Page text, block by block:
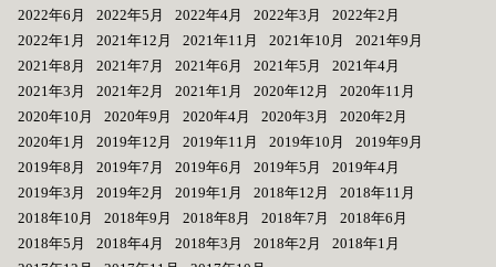
2022年6月
2022年5月 2022年4月 2022年3月
2022年2月
2022年1月
2021年12月 2021年11月 2021年10月
2021年9月
2021年8月
2021年7月 2021年6月 2021年5月
2021年4月
2021年3月
2021年2月 2021年1月 2020年12月
2020年11月
2020年10月
2020年9月 2020年4月 2020年3月
2020年2月
2020年1月
2019年12月 2019年11月 2019年10月
2019年9月
2019年8月
2019年7月 2019年6月 2019年5月
2019年4月
2019年3月
2019年2月 2019年1月 2018年12月
2018年11月
2018年10月
2018年9月 2018年8月 2018年7月
2018年6月
2018年5月
2018年4月 2018年3月 2018年2月
2018年1月